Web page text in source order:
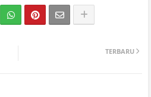
TERBARU